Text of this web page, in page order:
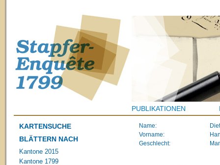
PUBLIKATIONEN
KARTENSUCHE
BLÄTTERN NACH
Kantone 2015
Kantone 1799
Name:
Vorname:
Geschlecht: